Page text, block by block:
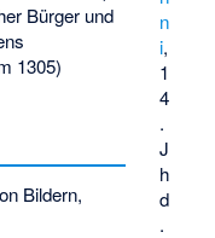
n
i,
1
4
.
J
h
d
.
Bürger und
1305)
Bildern,